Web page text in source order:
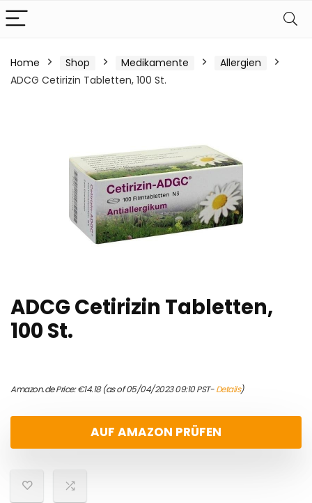
Home Shop Medikamente
Allergien
ADCG Cetirizin Tabletten, 100 St.
ADCG Cetirizin Tabletten,
100 St.
Amazon.de Price:€14.18(as of 05/04/2023 09:10 PST-Details)
AUF AMAZON PRÜFEN